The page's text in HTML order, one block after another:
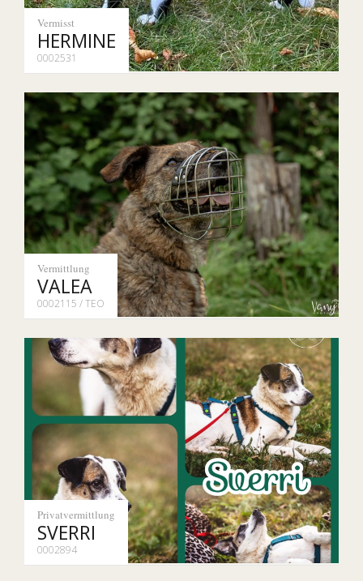
Vermisst
HERMINE
0002531
Vermittlung
VALEA
0002115 / TEO
Privatvermittlung
SVERRI
0002894